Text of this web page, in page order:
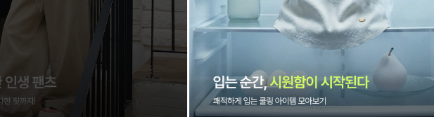
언더웨어
ACC